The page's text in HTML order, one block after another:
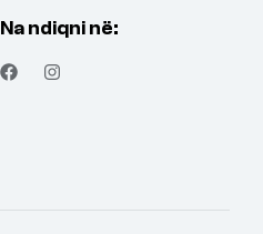
Na ndiqni në: